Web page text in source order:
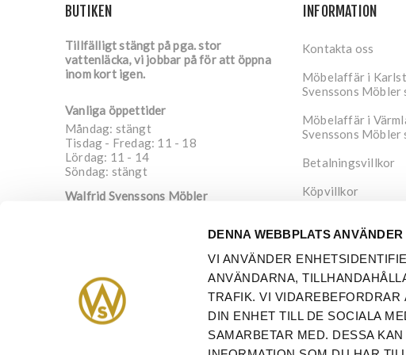
DENNA WEBBPLATS
VI ANVÄNDER
ANVÄNDARNA,
TRAFIK. VI
DIN ENHET TILL DE SOCIALA
SAMARBETAR MED. DESSA
BUTIKEN
Tillfälligt stängt på pga. stor
vattenläcka, vi jobbar på för att öppna
inom kort igen.
Vanliga öppettider
Måndag: stängt
Tisdag - Fredag: 11 - 18
Lördag: 11 - 14
Söndag: stängt
Walfrid Svenssons Möbler
054-21 08 91
INFORMATION
Kontakta oss
Möbelaffär i
Svenssons Möbler
Möbelaffär i
Svenssons Möbler
Betalningsvillkor
Köpvillkor